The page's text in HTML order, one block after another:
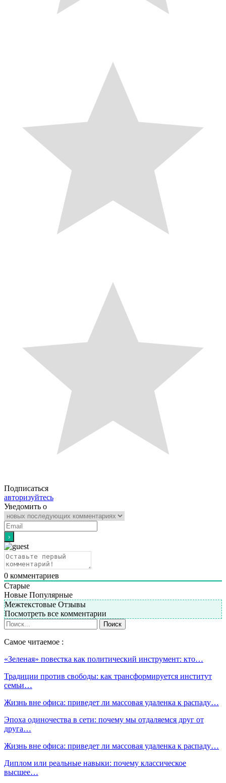
Подписаться
авторизуйтесь
Уведомить о
0 комментариев
Старые
Новые Популярные
Межтекстовые Отзывы
Посмотреть все комментарии
Самое читаемое :
«Зеленая» повестка как политический инструмент: кто…
Традиции против свободы: как трансформируется институт
семьи…
Жизнь вне офиса: приведет ли массовая удаленка к распаду…
Эпоха одиночества в сети: почему мы отдаляемся друг от
друга…
Жизнь вне офиса: приведет ли массовая удаленка к распаду…
Диплом или реальные навыки: почему классическое
высшее…